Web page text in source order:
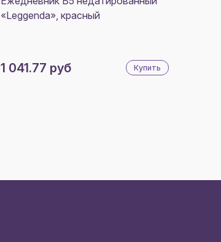
«Leggenda», красный
1 041.77 руб Купить